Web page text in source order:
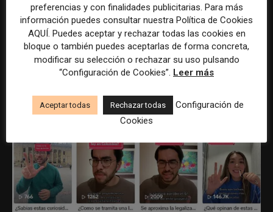
Entonces, como tienen que entregar un producto ya
montado, testeado con público real, eso les sirve para
afinar qué plataformas se adaptan mejor a las
necesidades del proyecto.
preferencias y con finalidades publicitarias. Para más
información puedes consultar nuestra Política de Cookies
AQUÍ. Puedes aceptar y rechazar todas las cookies en
bloque o también puedes aceptarlas de forma concreta,
modificar su selección o rechazar su uso pulsando
“Configuración de Cookies”. Leer más
Aceptar todas Rechazar todas
Configuración de
Cookies